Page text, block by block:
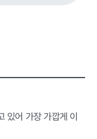
있어 가장 가깝게 이